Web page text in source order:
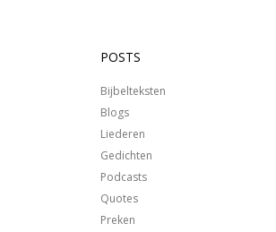
POSTS
Bijbelteksten
Blogs
Liederen
Gedichten
Podcasts
Quotes
Preken